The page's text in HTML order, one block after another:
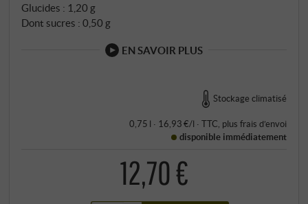
Glucides : 1,20 g
Dont sucres : 0,50 g
EN SAVOIR PLUS
Stockage climatisé
0,75 l · 16,93 €/l · TTC , plus frais d’envoi
disponible immédiatement
12,70 €